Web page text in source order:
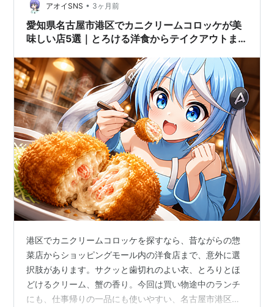
パム） …アオイSNS • 3ヶ月前
愛知県名古屋市港区でカニクリームコロッケが美
味しい店5選｜とろける洋食からテイクアウトま
港区でカニクリームコロッケを探すなら、昔ながらの惣
菜店からショッピングモール内の洋食店まで、意外に選
択肢があります。サクッと歯切れのよい衣、とろりとほ
どけるクリーム、蟹の香り。今回は買い物途中のランチ
にも、仕事帰りの一品にも使いやすい、名古屋市港区の